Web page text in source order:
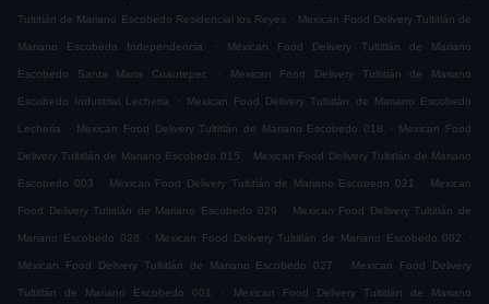
Tultitlán de Mariano Escobedo Residencial los Reyes . Mexican Food Delivery Tultitlán de
Mariano Escobedo Independencia . Mexican Food Delivery Tultitlán de Mariano
Escobedo Santa Maria Cuautepec . Mexican Food Delivery Tultitlán de Mariano
Escobedo Industrial Lecheria . Mexican Food Delivery Tultitlán de Mariano Escobedo
Lecheria . Mexican Food Delivery Tultitlán de Mariano Escobedo 018 . Mexican Food
Delivery Tultitlán de Mariano Escobedo 015 . Mexican Food Delivery Tultitlán de Mariano
Escobedo 003 . Mexican Food Delivery Tultitlán de Mariano Escobedo 021 . Mexican
Food Delivery Tultitlán de Mariano Escobedo 029 . Mexican Food Delivery Tultitlán de
Mariano Escobedo 028 . Mexican Food Delivery Tultitlán de Mariano Escobedo 002 .
Mexican Food Delivery Tultitlán de Mariano Escobedo 027 . Mexican Food Delivery
Tultitlán de Mariano Escobedo 001 . Mexican Food Delivery Tultitlán de Mariano